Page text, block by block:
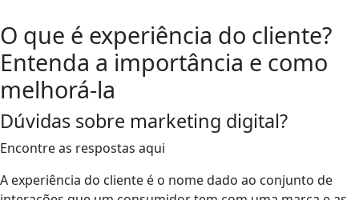
O que é experiência do cliente?
Entenda a importância e como
melhorá-la
Dúvidas sobre marketing digital?
Encontre as respostas aqui
A experiência do cliente é o nome dado ao conjunto de